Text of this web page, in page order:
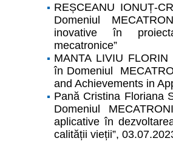
REȘCEANU IONUȚ-
Domeniul
inovative în
mecatronice”
MANTA LIVIU
în Domeniul
and Achievements in
Pană Cristina Floriana
Domeniul
aplicative în
calității vieții”,